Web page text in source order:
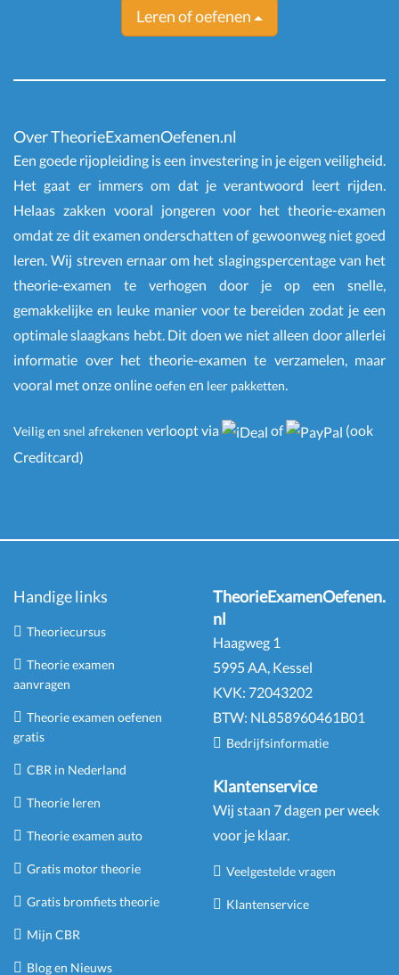
Leren of oefenen
Over TheorieExamenOefenen.nl
Een goede rijopleiding is een investering in je eigen veiligheid.
Het gaat er immers om dat je verantwoord leert rijden.
Helaas zakken vooral jongeren voor het theorie-examen
omdat ze dit examen onderschatten of gewoonweg niet goed
leren. Wij streven ernaar om het slagingspercentage van het
theorie-examen te verhogen door je op een snelle,
gemakkelijke en leuke manier voor te bereiden zodat je een
optimale slaagkans hebt. Dit doen we niet alleen door allerlei
informatie over het theorie-examen te verzamelen, maar
vooral met onze onlineoefen en leer pakketten.
Veilig en snel afrekenen verloopt via of
(ook
Creditcard)
Handige links
Theoriecursus
Theorie examen
aanvragen
Theorie examen oefenen
gratis
CBR in Nederland
Theorie leren
Theorie examen auto
Gratis motor theorie
Gratis bromfiets theorie
Mijn CBR
Blog en Nieuws
TheorieExamenOefenen.
nl
Haagweg 1
5995 AA, Kessel
KVK: 72043202
BTW: NL858960461B01
Bedrijfsinformatie
Klantenservice
Wij staan 7 dagen per week
voor je klaar.
Veelgestelde vragen
Klantenservice